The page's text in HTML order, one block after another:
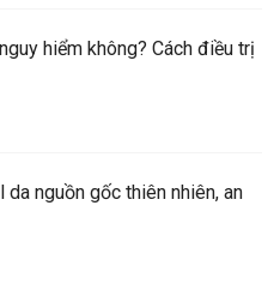
hiểm không? Cách điều trị
nguồn gốc thiên nhiên, an